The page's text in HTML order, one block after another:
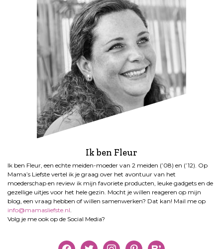
Ik ben Fleur
Ik ben Fleur, een echte meiden-moeder van 2 meiden (’08) en (’12). Op
Mama’s Liefste vertel ik je graag over het avontuur van het
moederschap en review ik mijn favoriete producten, leuke gadgets en de
gezellige uitjes voor het hele gezin. Mocht je willen reageren op mijn
blog, een vraag hebben of willen samenwerken? Dat kan! Mail me op
info@mamasliefste.nl.
Volg je me ook op de Social Media?
facebooktwitter instagrampinterestbloglovin